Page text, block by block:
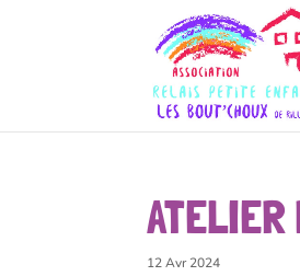
ATELIER
12 Avr 2024